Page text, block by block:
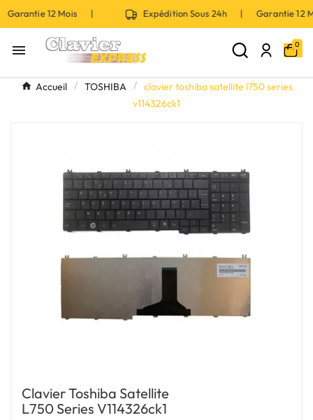
12 Mois | Expédition Sous 24h | Garantie
 0
Accueil TOSHIBA
clavier toshiba satellite l750 series
v114326ck1
Clavier Toshiba Satellite
L750 Series V114326ck1